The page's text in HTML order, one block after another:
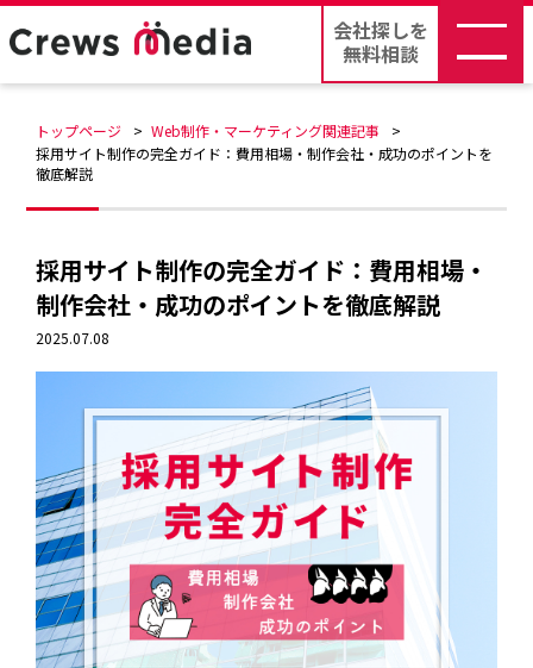
会社探しを
無料相談
トップページ
Web制作・マーケティング関連記事
採用サイト制作の完全ガイド：費用相場・制作会社・成功のポイントを
徹底解説
採用サイト制作の完全ガイド：費用相場・
制作会社・成功のポイントを徹底解説
2025.07.08